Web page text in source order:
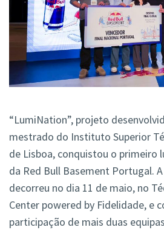
“LumiNation”, projeto
mestrado do Instituto Superior
de Lisboa, conquistou o primeiro
da Red Bull Basement Portugal.
decorreu no dia 11 de maio, no
Center powered by Fidelidade, e
participação de mais duas